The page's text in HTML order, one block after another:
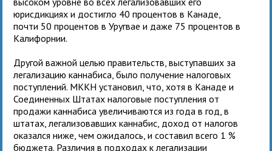
юрисдикциях и достигло 40 процентов в Канаде,
почти 50 процентов в Уругвае и даже 75 процентов в
Калифорнии.
Другой важной целью правительств, выступавших за
легализацию каннабиса, было получение налоговых
поступлений. МККН установил, что, хотя в Канаде и
Соединенных Штатах налоговые поступления от
продажи каннабиса увеличиваются из года в год, в
штатах, легализовавших каннабис, доход от налогов
оказался ниже, чем ожидалось, и составил всего 1 %
бюджета. Различия в подходах к легализации